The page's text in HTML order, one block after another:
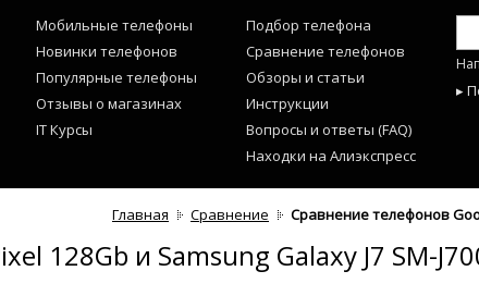
Мобильные телефоны
Новинки телефонов
Популярные телефоны
Отзывы о магазинах
IT Курсы
Подбор телефона
Сравнение телефонов
Обзоры и статьи
Инструкции
Вопросы и ответы (FAQ)
Находки на Алиэкспресс
▸
Главная Сравнение Сравнение телефонов
128Gb и Samsung Galaxy J7 SM-